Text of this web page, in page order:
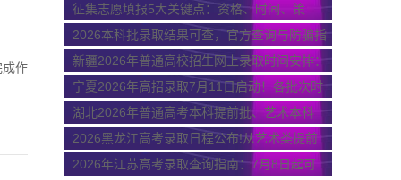
作
征集志愿填报5大关键点：资格、时间、策
略、...
2026本科批录取结果可查，官方查询与防骗指
南
新疆2026年普通高校招生网上录取时间安排：
7...
宁夏2026年高招录取7月11日启动！各批次时
间...
湖北2026年普通高考本科提前批、艺术本科
统...
2026黑龙江高考录取日程公布!从艺术类提前
批...
2026年江苏高考录取查询指南：7月8日起可